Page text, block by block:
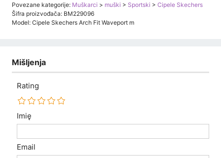
Povezane kategorije: Muškarci > muški > Sportski > Cipele Skechers
Šifra proizvođača: BM229096
Model: Cipele Skechers Arch Fit Waveport m
Mišljenja
Rating
Imię
Email